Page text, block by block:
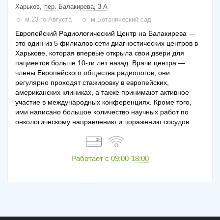
Харьков
пер. Балакирева, 3 А
м.23-го Августа
м.Ботанический сад
Европейский Радиологический Центр на Балакирева —
это один из 5 филиалов сети диагностических центров в
Харькове, которая впервые открыла свои двери для
пациентов больше 10-ти лет назад. Врачи центра —
члены Европейского общества радиологов, они
регулярно проходят стажировку в европейских,
американских клиниках, а также принимают активное
участие в международных конференциях. Кроме того,
ими написано большое количество научных работ по
онкологическому направлению и поражению сосудов.
Работает с 09:00-18:00